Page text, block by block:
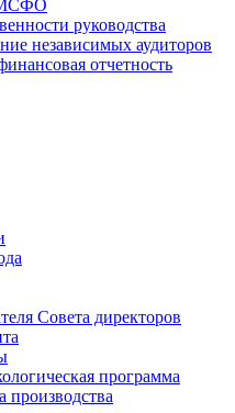
МСФО
руководства
независимых аудиторов
отчетность
Совета директоров
программа
производства